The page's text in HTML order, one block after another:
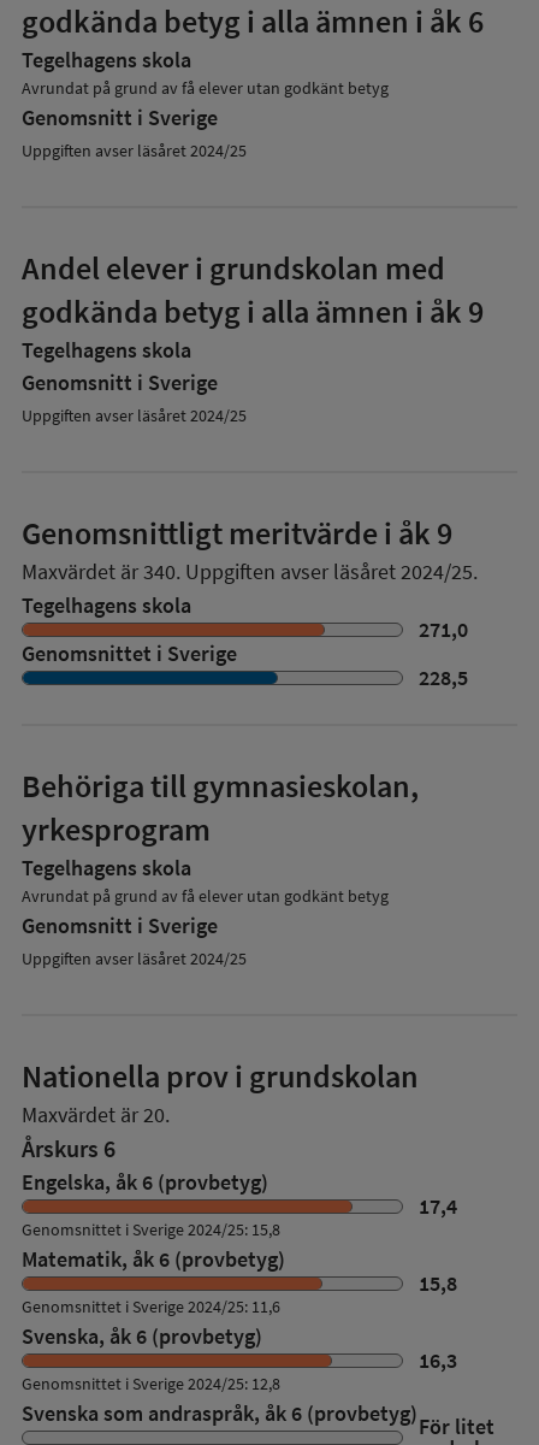
godkända betyg i alla ämnen i åk 6
Tegelhagens skola
Avrundat på grund av få elever utan godkänt betyg
Genomsnitt i Sverige
Uppgiften avser läsåret 2024/25
Andel elever i grundskolan med
godkända betyg i alla ämnen i åk 9
Tegelhagens skola
Genomsnitt i Sverige
Uppgiften avser läsåret 2024/25
Genomsnittligt meritvärde i åk 9
Maxvärdet är 340. Uppgiften avser läsåret 2024/25.
Tegelhagens skola
271,0
Genomsnittet i Sverige
228,5
Behöriga till gymnasieskolan,
yrkesprogram
Tegelhagens skola
Avrundat på grund av få elever utan godkänt betyg
Genomsnitt i Sverige
Uppgiften avser läsåret 2024/25
Nationella prov i grundskolan
Maxvärdet är 20.
Årskurs 6
Engelska, åk 6 (provbetyg)
17,4
Genomsnittet i Sverige 2024/25: 15,8
Matematik, åk 6 (provbetyg)
15,8
Genomsnittet i Sverige 2024/25: 11,6
Svenska, åk 6 (provbetyg)
16,3
Genomsnittet i Sverige 2024/25: 12,8
Svenska som andraspråk, åk 6 (provbetyg)För litet